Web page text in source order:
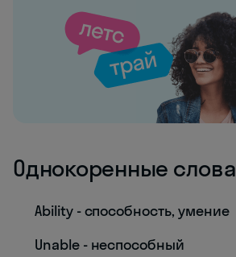
Однокоренные слова
Ability - способность, умение
Unable - неспособный